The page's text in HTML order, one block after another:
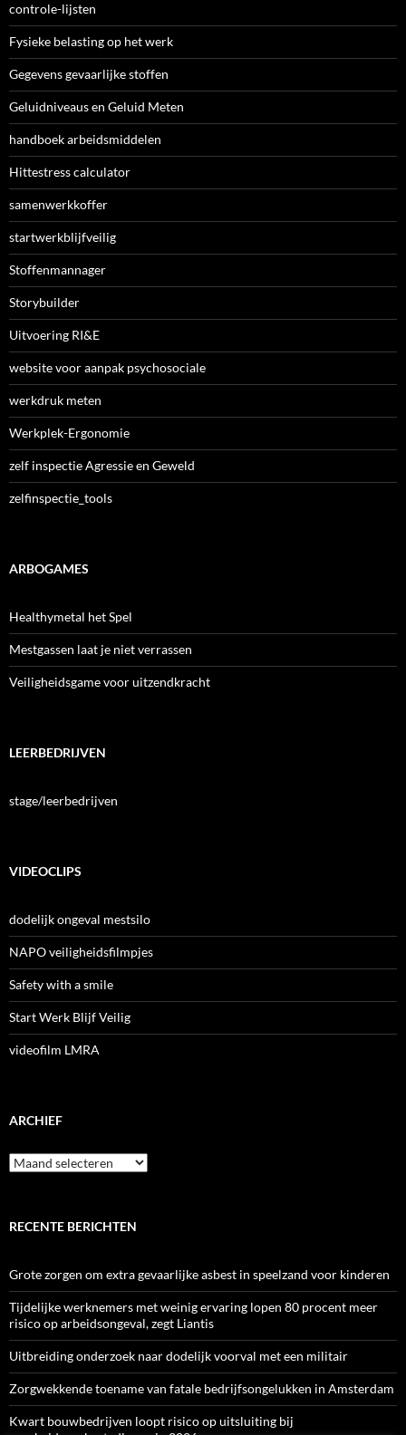
controle-lijsten
Fysieke belasting op het werk
Gegevens gevaarlijke stoffen
Geluidniveaus en Geluid Meten
handboek arbeidsmiddelen
Hittestress calculator
samenwerkkoffer
startwerkblijfveilig
Stoffenmannager
Storybuilder
Uitvoering RI&E
website voor aanpak psychosociale
werkdruk meten
Werkplek-Ergonomie
zelf inspectie Agressie en Geweld
zelfinspectie_tools
ARBOGAMES
Healthymetal het Spel
Mestgassen laat je niet verrassen
Veiligheidsgame voor uitzendkracht
LEERBEDRIJVEN
stage/leerbedrijven
VIDEOCLIPS
dodelijk ongeval mestsilo
NAPO veiligheidsfilmpjes
Safety with a smile
Start Werk Blijf Veilig
videofilm LMRA
ARCHIEF
Archief
RECENTE BERICHTEN
Grote zorgen om extra gevaarlijke asbest in speelzand voor kinderen
Tijdelijke werknemers met weinig ervaring lopen 80 procent meer
risico op arbeidsongeval, zegt Liantis
Uitbreiding onderzoek naar dodelijk voorval met een militair
Zorgwekkende toename van fatale bedrijfsongelukken in Amsterdam
Kwart bouwbedrijven loopt risico op uitsluiting bij